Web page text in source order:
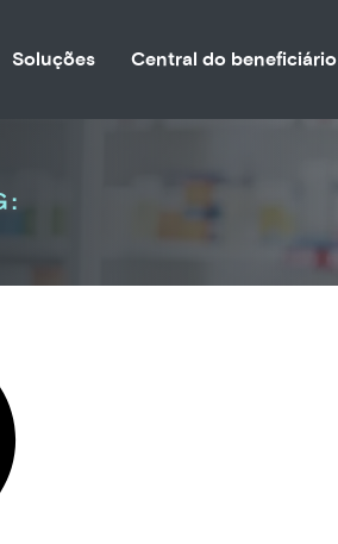
Soluções Central do beneficiário